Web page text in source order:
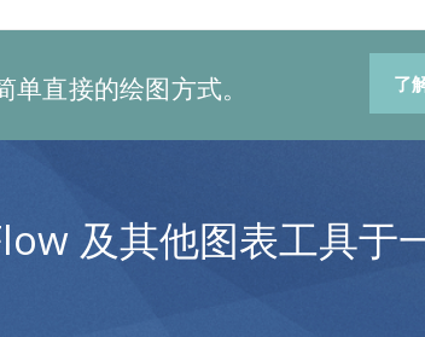
单直接的绘图方式。 了
及其他图表工具于